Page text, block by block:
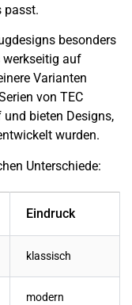
passt.
besonders
werkseitig auf
Varianten
von TEC
bieten Designs,
wurden.
Unterschiede:
Eindruck
klassisch
modern